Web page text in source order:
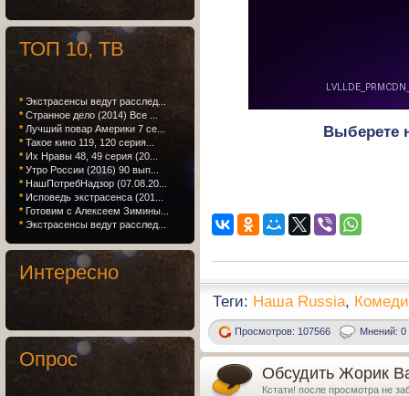
Выберете
Теги: Наша Russia,
Просмотров: 107566 Мнений: 0
Обсудить Жорик
Кстати! после просмотра не
ТОП 10, ТВ
* Экстрасенсы ведут расслед...
* Странное дело (2014) Все ...
* Лучший повар Америки 7 се...
* Такое кино 119, 120 серия...
* Их Нравы 48, 49 серия (20...
* Утро России (2016) 90 вып...
* НашПотребНадзор (07.08.20...
* Исповедь экстрасенса (201...
* Готовим с Алексеем Зимины...
* Экстрасенсы ведут расслед...
Интересно
Опрос